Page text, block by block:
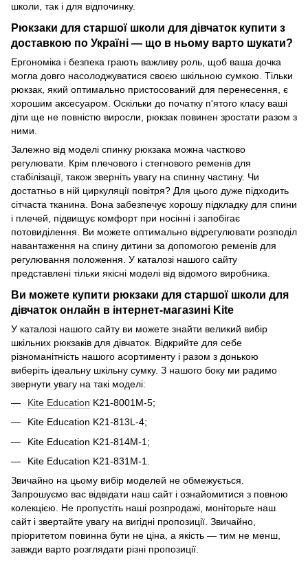
школи, так і для відпочинку.
Рюкзаки для старшої школи для дівчаток купити з
доставкою по Україні — що в ньому варто шукати?
Ергономіка і безпека грають важливу роль, щоб ваша дочка
могла довго насолоджуватися своєю шкільною сумкою. Тільки
рюкзак, який оптимально пристосований для перенесення, є
хорошим аксесуаром. Оскільки до початку п'ятого класу ваші
діти ще не повністю виросли, рюкзак повинен зростати разом з
ними.
Залежно від моделі спинку рюкзака можна частково
регулювати. Крім плечового і стегнового ременів для
стабілізації, також зверніть увагу на спинну частину. Чи
достатньо в ній циркуляції повітря? Для цього дуже підходить
сітчаста тканина. Вона забезпечує хорошу підкладку для спини
і плечей, підвищує комфорт при носінні і запобігає
потовиділення. Ви можете оптимально відрегулювати розподіл
навантаження на спину дитини за допомогою ременів для
регулювання положення. У каталозі нашого сайту
представлені тільки якісні моделі від відомого виробника.
Ви можете купити рюкзаки для старшої школи для
дівчаток онлайн в інтернет-магазині Kite
У каталозі нашого сайту ви можете знайти великий вибір
шкільних рюкзаків для дівчаток. Відкрийте для себе
різноманітність нашого асортименту і разом з донькою
виберіть ідеальну шкільну сумку. З нашого боку ми радимо
звернути увагу на такі моделі:
Kite Education K21-8001M-5;
Kite Education K21-813L-4;
Kite Education K21-814M-1;
Kite Education K21-831M-1.
Звичайно на цьому вибір моделей не обмежується.
Запрошуємо вас відвідати наш сайт і ознайомитися з повною
колекцією. Не пропустіть наші розпродажі, моніторьте наш
сайт і звертайте увагу на вигідні пропозиції. Звичайно,
пріоритетом повинна бути не ціна, а якість — тим не менш,
завжди варто розглядати різні пропозиції.